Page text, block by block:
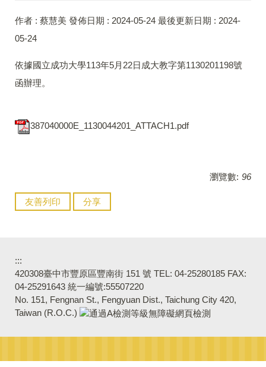
作者 : 蔡慧美 發佈日期 : 2024-05-24 最後更新日期 : 2024-
05-24
依據國立成功大學113年5月22日成大教字第1130201198號
函辦理。
387040000E_1130044201_ATTACH1.pdf
瀏覽數: 96
友善列印 分享
:::
420308臺中市豐原區豐南街 151 號 TEL: 04-25280185 FAX:
04-25291643 統一編號:55507220
No. 151, Fengnan St., Fengyuan Dist., Taichung City 420,
Taiwan (R.O.C.)